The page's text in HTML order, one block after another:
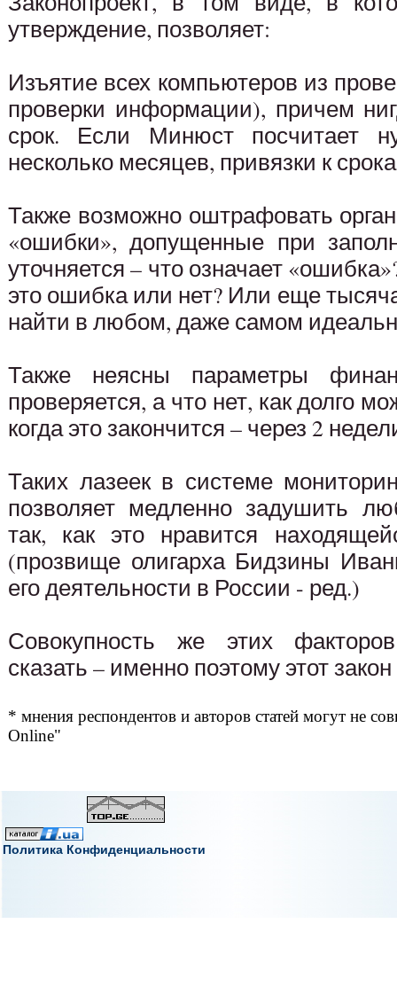
утверждение, позволяет:
Изъятие всех компьютеров из
проверки информации), причем
срок. Если Минюст посчитает
несколько месяцев, привязки к
Также возможно оштрафовать
«ошибки», допущенные при
уточняется – что означает
это ошибка или нет? Или еще
найти в любом, даже самом
Также неясны параметры
проверяется, а что нет, как долго
когда это закончится – через 2
Таких лазеек в системе
позволяет медленно задушить
так, как это нравится
(прозвище олигарха Бидзины
его деятельности в России - ред.)
Совокупность же этих
сказать – именно поэтому этот
* мнения респондентов и авторов статей могут не
Online"
Политика Конфиденциальности